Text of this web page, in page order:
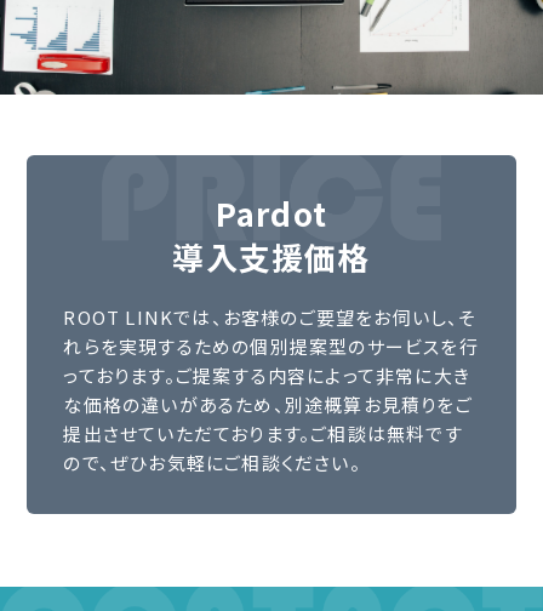
Pardot
導入支援価格
ROOT LINKでは、お客様のご要望をお伺いし、そ
れらを実現するための個別提案型のサービスを行
っております。ご提案する内容によって非常に大き
な価格の違いがあるため、別途概算お見積りをご
提出させていただております。ご相談は無料です
ので、ぜひお気軽にご相談ください。